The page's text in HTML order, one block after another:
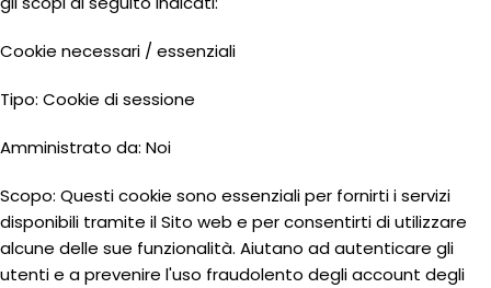
Cookie necessari / essenziali
Tipo: Cookie di sessione
Amministrato da: Noi
Scopo: Questi cookie sono essenziali per fornirti i servizi
disponibili tramite il Sito web e per consentirti di utilizzare
alcune delle sue funzionalità. Aiutano ad autenticare gli
utenti e a prevenire l'uso fraudolento degli account degli